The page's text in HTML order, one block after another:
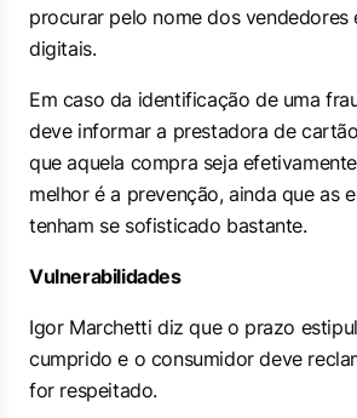
procurar pelo nome dos vendedores
digitais.
Em caso da identificação de uma
deve informar a prestadora de
que aquela compra seja
melhor é a prevenção, ainda que as
tenham se sofisticado bastante.
Vulnerabilidades
Igor Marchetti diz que o prazo
cumprido e o consumidor deve
for respeitado.